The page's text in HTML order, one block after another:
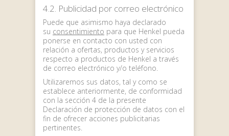
4.2. Publicidad por correo electrónico
Puede que asimismo haya declarado
su consentimiento para que Henkel pueda
ponerse en contacto con usted con
relación a ofertas, productos y servicios
respecto a productos de Henkel a través
de correo electrónico y/o teléfono.
Utilizaremos sus datos, tal y como se
establece anteriormente, de conformidad
con la sección 4 de la presente
Declaración de protección de datos con el
fin de ofrecer acciones publicitarias
pertinentes.